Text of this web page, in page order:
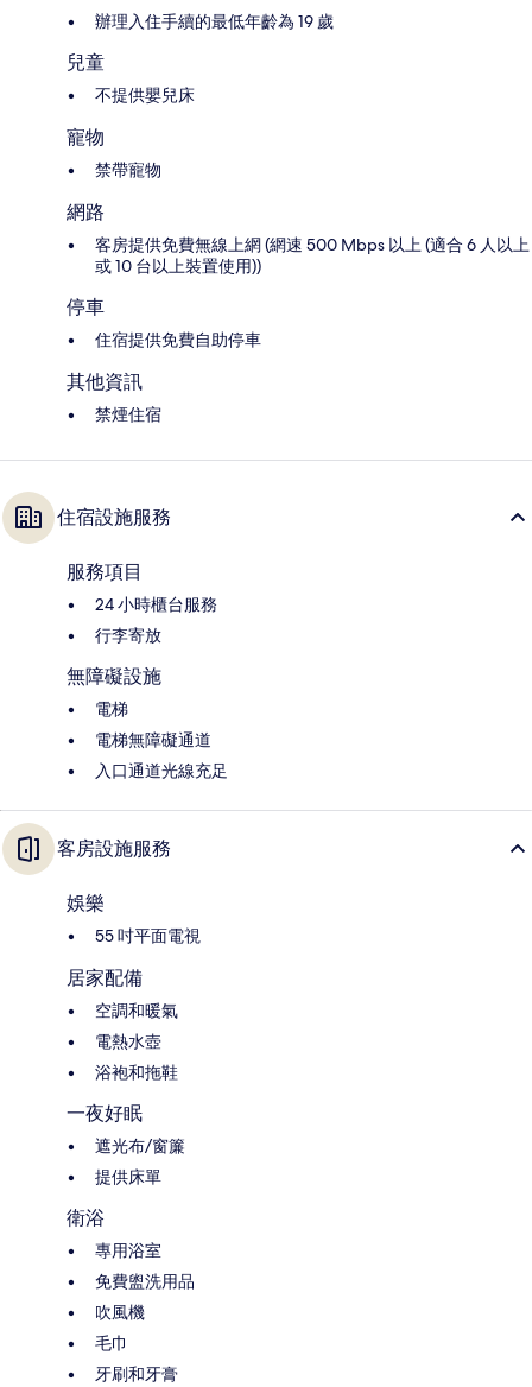
辦理入住手續的最低年齡為 19 歲
兒童
不提供嬰兒床
寵物
禁帶寵物
網路
客房提供免費無線上網 (網速 500 Mbps 以上 (適合 6 人以上
或 10 台以上裝置使用))
停車
住宿提供免費自助停車
其他資訊
禁煙住宿
住宿設施服務
服務項目
24 小時櫃台服務
行李寄放
無障礙設施
電梯
電梯無障礙通道
入口通道光線充足
客房設施服務
娛樂
55 吋平面電視
居家配備
空調和暖氣
電熱水壺
浴袍和拖鞋
一夜好眠
遮光布/窗簾
提供床單
衛浴
專用浴室
免費盥洗用品
吹風機
毛巾
牙刷和牙膏